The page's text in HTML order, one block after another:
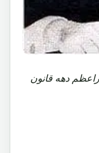
دهه قانون